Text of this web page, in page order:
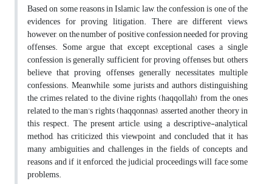
Based on some reasons in Islamic law, the confession is one of the
evidences for proving litigation. There are different views,
however, on the number of positive confession needed for proving
offenses. Some argue that except exceptional cases, a single
confession is generally sufficient for proving offenses, but, others
believe that proving offenses generally necessitates multiple
confessions. Meanwhile, some jurists and authors distinguishing
the crimes related to the divine rights (haqqollah) from the ones
related to the man’s rights (haqqonnas), asserted another theory in
this respect. The present article, using a descriptive-analytical
method, has criticized this viewpoint and concluded that it has
many ambiguities and challenges in the fields of concepts and
reasons and if it enforced, the judicial proceedings will face some
problems.